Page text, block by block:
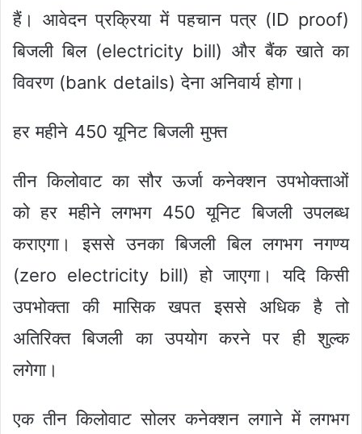
हैं। आवेदन प्रक्रिया में पहचान पत्र (ID proof)
बिजली बिल (electricity bill) और बैंक खाते का
विवरण (bank details) देना अनिवार्य होगा।
हर महीने 450 यूनिट बिजली मुफ्त
तीन किलोवाट का सौर ऊर्जा कनेक्शन उपभोक्ताओं
को हर महीने लगभग 450 यूनिट बिजली उपलब्ध
कराएगा। इससे उनका बिजली बिल लगभग नगण्य
(zero electricity bill) हो जाएगा। यदि किसी
उपभोक्ता की मासिक खपत इससे अधिक है तो
अतिरिक्त बिजली का उपयोग करने पर ही शुल्क
लगेगा।
एक तीन किलोवाट सोलर कनेक्शन लगाने में लगभग